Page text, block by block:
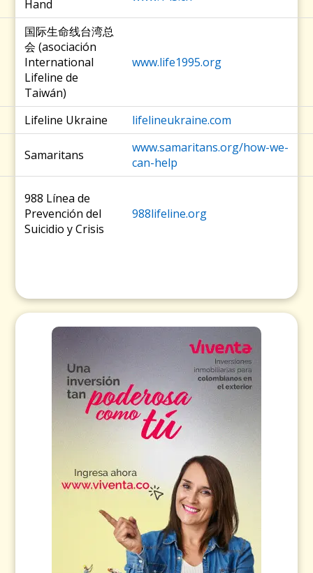
Hand
国际生命线台湾总
会 (asociación
International
Lifeline de
Taiwán)
www.life1995.org
Lifeline Ukraine lifelineukraine.com
Samaritans
www.samaritans.org/how-we-
can-help
988 Línea de
Prevención del
Suicidio y Crisis
988lifeline.org